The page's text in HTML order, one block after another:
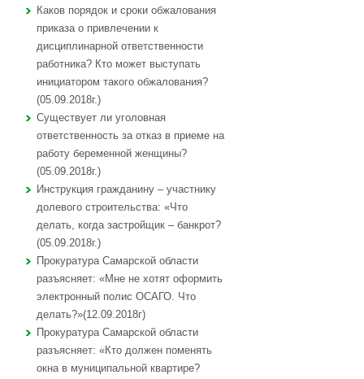
Каков порядок и сроки обжалования
приказа о привлечении к
дисциплинарной ответственности
работника? Кто может выступать
инициатором такого обжалования?
(05.09.2018г.)
Существует ли уголовная
ответственность за отказ в приеме на
работу беременной женщины?
(05.09.2018г.)
Инструкция гражданину – участнику
долевого строительства: «Что
делать, когда застройщик – банкрот?
(05.09.2018г.)
Прокуратура Самарской области
разъясняет: «Мне не хотят оформить
электронный полис ОСАГО. Что
делать?»(12.09.2018г)
Прокуратура Самарской области
разъясняет: «Кто должен поменять
окна в муниципальной квартире?